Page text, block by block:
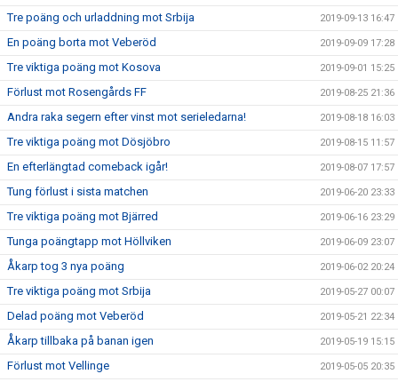
Tre poäng och urladdning mot Srbija 2019-09-13 16:47
En poäng borta mot Veberöd 2019-09-09 17:28
Tre viktiga poäng mot Kosova 2019-09-01 15:25
Förlust mot Rosengårds FF 2019-08-25 21:36
Andra raka segern efter vinst mot serieledarna! 2019-08-18 16:03
Tre viktiga poäng mot Dösjöbro 2019-08-15 11:57
En efterlängtad comeback igår! 2019-08-07 17:57
Tung förlust i sista matchen 2019-06-20 23:33
Tre viktiga poäng mot Bjärred 2019-06-16 23:29
Tunga poängtapp mot Höllviken 2019-06-09 23:07
Åkarp tog 3 nya poäng 2019-06-02 20:24
Tre viktiga poäng mot Srbija 2019-05-27 00:07
Delad poäng mot Veberöd 2019-05-21 22:34
Åkarp tillbaka på banan igen 2019-05-19 15:15
Förlust mot Vellinge 2019-05-05 20:35